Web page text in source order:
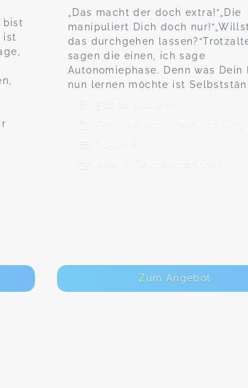
bist
ist
„Das macht der doch extra!“„Die
manipuliert Dich doch
das durchgehen
sagen die einen, ich sage
Autonomiephase. Denn was Dein
nun lernen möchte ist
56070 Koblenz
Termine nach Vereinbarung
30,00 €
Max. 0 TeilnehmerInnen
Zum Angebot